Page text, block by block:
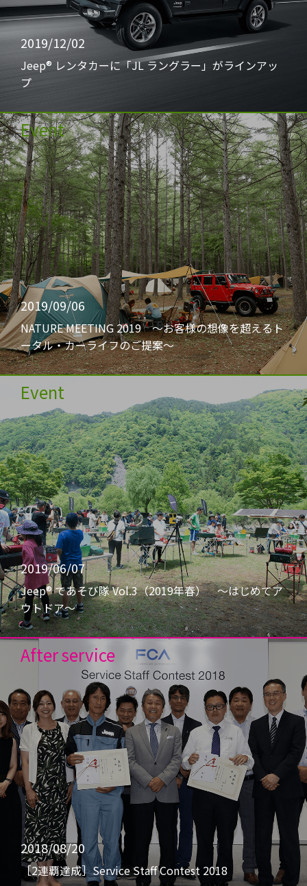
2019/12/02
Jeep® レンタカーに「JL ラングラー」がラインアッ
プ
Event
2019/09/06
NATURE MEETING 2019 〜お客様の想像を超えるト
ータル・カーライフのご提案〜
Event
2019/06/07
Jeep® であそび隊 Vol.3（2019年春） 〜はじめてア
ウトドア〜
After service
2018/08/20
［2連覇達成］Service Staff Contest 2018